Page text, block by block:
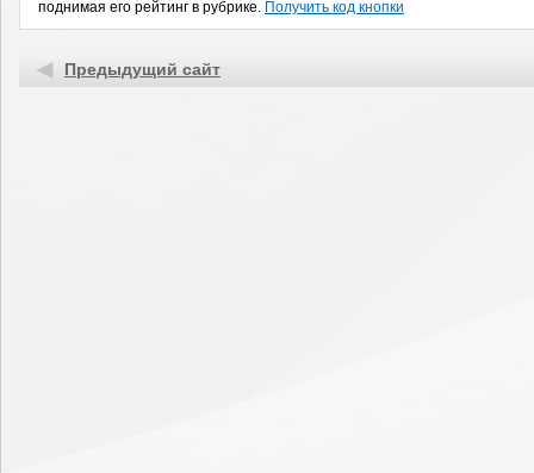
поднимая его рейтинг в рубрике. Получить код кнопки
Предыдущий сайт